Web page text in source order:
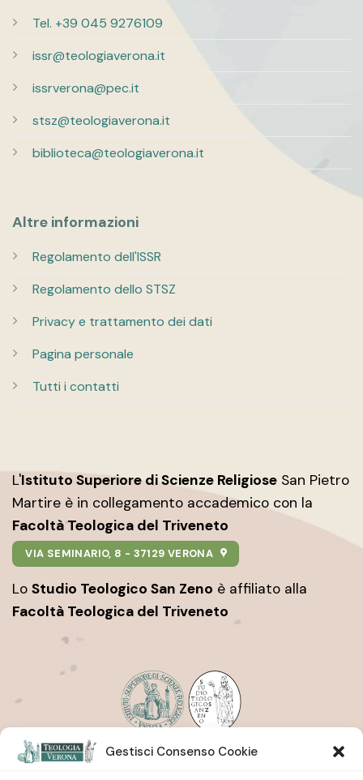
Gestisci Consenso Cookie
Tel. +39 045 9276109
issr@teologiaverona.it
issrverona@pec.it
stsz@teologiaverona.it
biblioteca@teologiaverona.it
Altre informazioni
Regolamento dell'ISSR
Regolamento dello STSZ
Privacy e trattamento dei dati
Pagina personale
Tutti i contatti
L'Istituto Superiore di Scienze Religiose San Pietro
Martire è in collegamento accademico con la
Facoltà Teologica del Triveneto
VIA SEMINARIO, 8 - 37129 VERONA
Lo Studio Teologico San Zeno è affiliato alla
Facoltà Teologica del Triveneto
Istituto Superiore di Scienze Religiose
| San Pietro